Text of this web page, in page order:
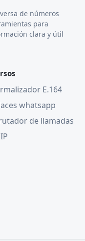
de números
para
clara y útil
E.164
whatsapp
de llamadas